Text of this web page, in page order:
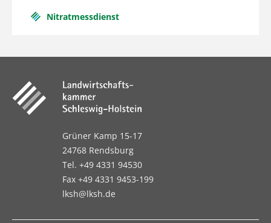
Nitratmessdienst
Grüner Kamp 15-17
24768 Rendsburg
Tel. +49 4331 94530
Fax +49 4331 9453-199
lksh@lksh.de